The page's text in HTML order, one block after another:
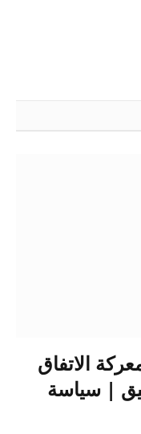
الاتفاق
| سياسة